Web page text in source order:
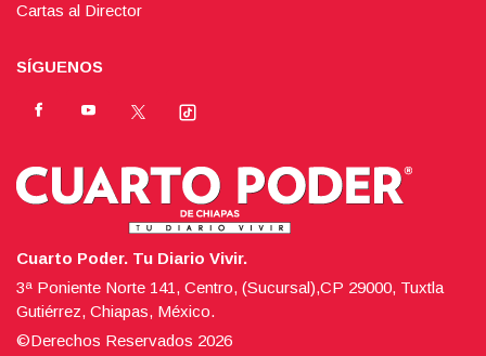
Cartas al Director
SÍGUENOS
Cuarto Poder. Tu Diario Vivir.
3ª Poniente Norte 141, Centro, (Sucursal),CP 29000, Tuxtla
Gutiérrez, Chiapas, México.
©Derechos Reservados 2026